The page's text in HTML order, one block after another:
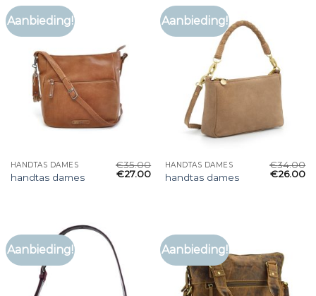
Aanbieding!
HANDTAS DAMES
handtas dames
€35.00
€27.00
Aanbieding!
HANDTAS DAMES
handtas dames
€34.00
€26.00
Aanbieding! Aanbieding!